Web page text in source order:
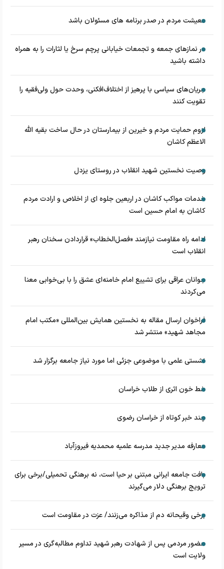
معیشت مردم در صدر برنامه های مسئولان باشد
در نماز‌های جمعه و تجمعات خیابانی پرچم سرخ یا لثارات را به همراه
داشته باشید
جریان‌های سیاسی با پرهیز از اختلاف‌افکنی، وحدت حول ولی‌فقیه را
تقویت کنند
لزوم حمایت مردم و خیرین از بیمارستان در حال ساخت بقیه الله
الاعظم کاشان
وصیت نخستین شهید انقلاب در روستای یزدل
خدمات مواکب کاشان در اربعین جلوه ای از اخلاص و ارادت مردم
کاشان به امام حسین است
ادامه راه مقاومت نیازمند «فصل‌الخطاب» قراردادن سخنان رهبر
انقلاب است
جوانان عراقی برای تشییع امام خامنه‌ای عشق را با بی‌خوابی معنا
می‌کردند
فراخوان ارسال مقاله به نخستین همایش بین‌المللی «مکتب امام
مجاهد شهید» منتشر شد
نشستی علمی با موضوعی جزئی اما مورد نیاز جامعه برگزار شد
خط خون اثری از طلاب خراسان
چند خبر کوتاه از خراسان رضوی
معارفه مدیر جدید مدرسه علمیه محمدیه فیروزآباد
بافت جامعه ایرانی مبتنی بر حیا است، نه برهنگی تحمیلی/برخی برای
ترویج برهنگی دلار می‌گیرند
برخی وقیحانه دم از مذاکره می‌زنند/ عزت در مقاومت است
حضور مردمی پس از شهادت رهبر شهید تداوم مطالبه‌گری در مسیر
ولایت است